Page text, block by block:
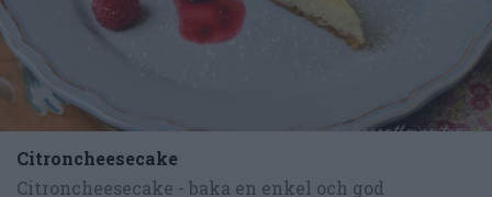
Citroncheesecake
Citroncheesecake - baka en enkel och god